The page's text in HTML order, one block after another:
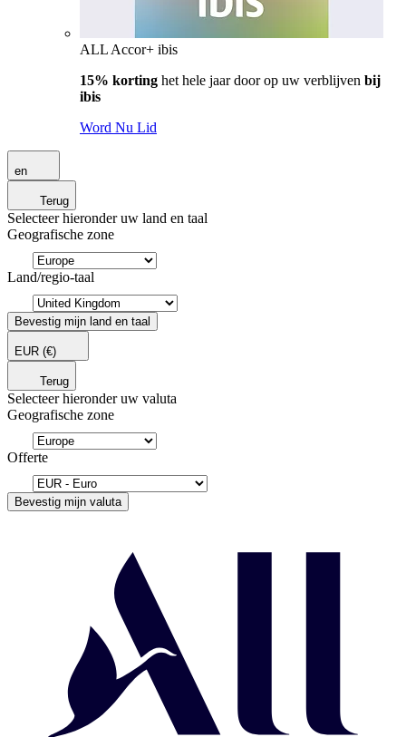
ALL Accor+ ibis
15% korting het hele jaar door op uw verblijven bij
ibis
Word Nu Lid
en
Terug
Selecteer hieronder uw land en taal
Geografische zone
Land/regio-taal
Bevestig mijn land en taal
EUR (€)
Terug
Selecteer hieronder uw valuta
Geografische zone
Offerte
Bevestig mijn valuta